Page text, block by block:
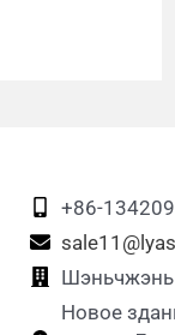
+86-
Шэньчжэнь
Новое